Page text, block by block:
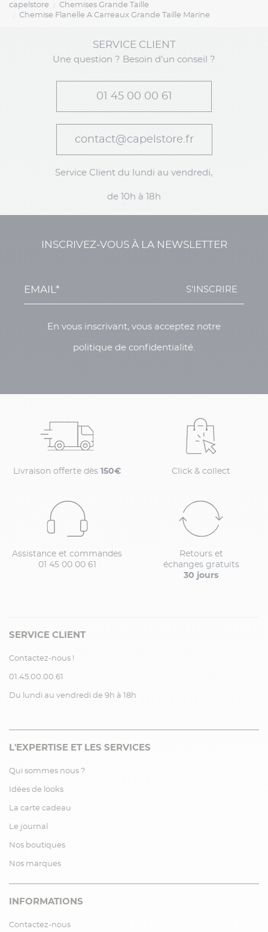
capelstore
Chemises Grande Taille
Chemise Flanelle A Carreaux Grande Taille Marine
SERVICE CLIENT
Une question ? Besoin d'un conseil ?
01 45 00 00 61
contact@capelstore.fr
Service Client du lundi au vendredi,
de 10h à 18h
INSCRIVEZ-VOUS À LA NEWSLETTER
S'INSCRIRE
En vous inscrivant, vous acceptez notre
politique de confidentialité.
Livraison offerte dès 150€ Click & collect
Assistance et commandes
01 45 00 00 61
Retours et
échanges gratuits
30 jours
SERVICE CLIENT
Contactez-nous !
01.45.00.00.61
Du lundi au vendredi de 9h à 18h
L'EXPERTISE ET LES SERVICES
Qui sommes nous ?
Idées de looks
La carte cadeau
Le journal
Nos boutiques
Nos marques
INFORMATIONS
Contactez-nous